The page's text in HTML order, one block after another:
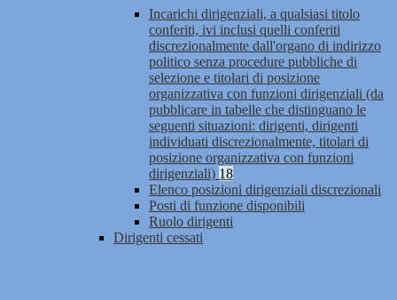
Incarichi dirigenziali, a qualsiasi titolo
conferiti, ivi inclusi quelli conferiti
discrezionalmente dall'organo di indirizzo
politico senza procedure pubbliche di
selezione e titolari di posizione
organizzativa con funzioni dirigenziali (da
pubblicare in tabelle che distinguano le
seguenti situazioni: dirigenti, dirigenti
individuati discrezionalmente, titolari di
posizione organizzativa con funzioni
dirigenziali) 18
Elenco posizioni dirigenziali discrezionali
Posti di funzione disponibili
Ruolo dirigenti
Dirigenti cessati